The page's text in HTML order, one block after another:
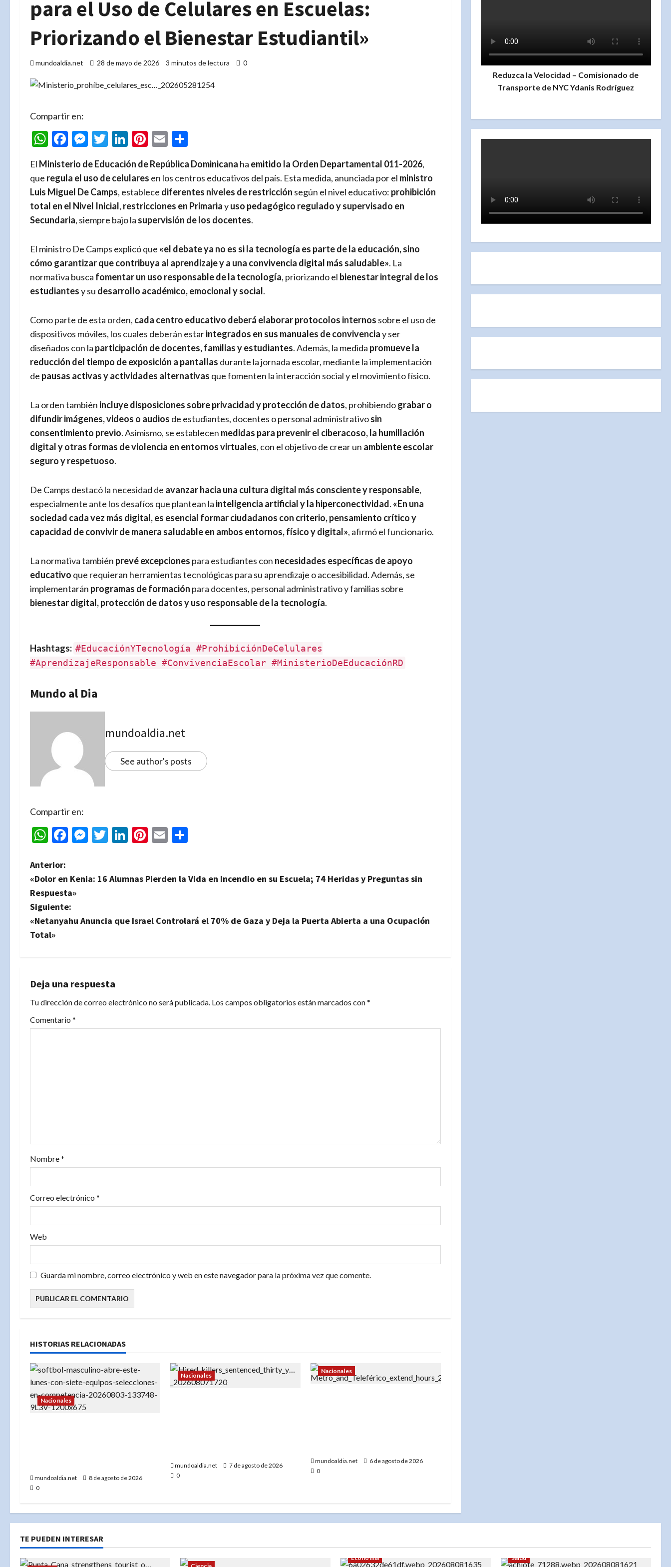
para el Uso de Celulares en Escuelas:
Priorizando el Bienestar Estudiantil»
mundoaldia.net 28 de mayo de 2026 3 minutos de lectura 0
Compartir en:
WhatsApp
Facebook
Messenger
Twitter
LinkedIn
Pinterest
Email
El Ministerio de Educación de República Dominicana ha emitido la Orden Departamental 011-2026,
que regula el uso de celulares en los centros educativos del país. Esta medida, anunciada por el ministro
Luis Miguel De Camps, establece diferentes niveles de restricción según el nivel educativo: prohibición
total en el Nivel Inicial, restricciones en Primariayuso pedagógico regulado y supervisado en
Secundaria, siempre bajo la supervisión de los docentes.
El ministro De Camps explicó que «el debate ya no es si la tecnología es parte de la educación, sino
cómo garantizar que contribuya al aprendizaje y a una convivencia digital más saludable». La
normativa busca fomentar un uso responsable de la tecnología, priorizando el bienestar integral de los
estudiantesy su desarrollo académico, emocional y social.
Como parte de esta orden, cada centro educativo deberá elaborar protocolos internos sobre el uso de
dispositivos móviles, los cuales deberán estarintegrados en sus manuales de convivenciay ser
diseñados con la participación de docentes, familias y estudiantes. Además, la medida promueve la
reducción del tiempo de exposición a pantallas durante la jornada escolar, mediante la implementación
de pausas activas y actividades alternativas que fomenten la interacción social y el movimiento físico.
La orden también incluye disposiciones sobre privacidad y protección de datos, prohibiendograbar o
difundir imágenes, videos o audios de estudiantes, docentes o personal administrativosin
consentimiento previo. Asimismo, se establecen medidas para prevenir el ciberacoso, la humillación
digital y otras formas de violencia en entornos virtuales, con el objetivo de crear un ambiente escolar
seguro y respetuoso.
De Camps destacó la necesidad de avanzar hacia una cultura digital más consciente y responsable,
especialmente ante los desafíos que plantean la inteligencia artificial y la hiperconectividad. «En una
sociedad cada vez más digital, es esencial formar ciudadanos con criterio, pensamiento crítico y
capacidad de convivir de manera saludable en ambos entornos, físico y digital», afirmó el funcionario.
La normativa también prevé excepciones para estudiantes con necesidades específicas de apoyo
educativo que requieran herramientas tecnológicas para su aprendizaje o accesibilidad. Además, se
implementarán programas de formación para docentes, personal administrativo y familias sobre
bienestar digital, protección de datos y uso responsable de la tecnología.
Hashtags: #EducaciónYTecnología #ProhibiciónDeCelulares
#AprendizajeResponsable #ConvivenciaEscolar #MinisterioDeEducaciónRD
Mundo al Dia
mundoaldia.net
See author's posts
Compartir en:
WhatsApp
Facebook
Messenger
Twitter
LinkedIn
Pinterest
Email
N
a
v
e
c
i
n
t
r
a
d
a
s
Anterior:
«Dolor en Kenia: 16 Alumnas Pierden la Vida en Incendio en su Escuela; 74 Heridas y Preguntas sin
Respuesta»
Siguiente:
«Netanyahu Anuncia que Israel Controlará el 70% de Gaza y Deja la Puerta Abierta a una Ocupación
Total»
Deja una respuesta
Tu dirección de correo electrónico no será publicada. Los campos obligatorios están marcados con*
Comentario *
Nombre*
Correo electrónico *
Web
Guarda mi nombre, correo electrónico y web en este navegador para la próxima vez que comente.
HISTORIAS RELACIONADAS
Nacionales
mundoaldia.net
8 de agosto de 2026
0
Nacionales
mundoaldia.net
7 de agosto de 2026
0
Nacionales
mundoaldia.net
6 de agosto de 2026
0
Reduzca la Velocidad – Comisionado de
Transporte de NYC Ydanis Rodríguez
TE PUEDEN INTERESAR
Economía Salud